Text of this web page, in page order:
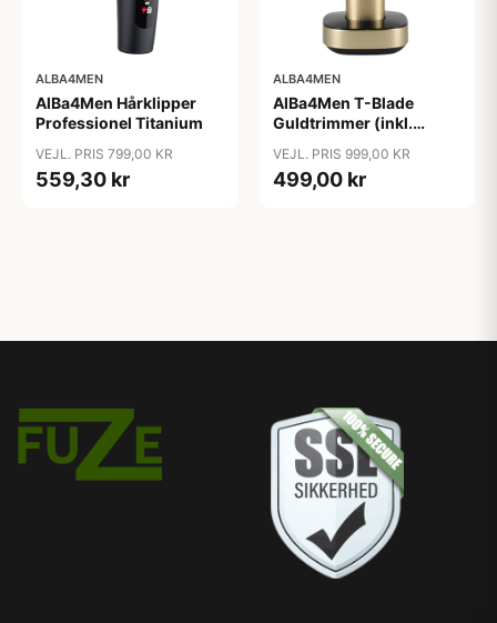
ALBA4MEN
AlBa4Men Hårklipper
Professionel Titanium
VEJL. PRIS 799,00 KR
559,30 kr
ALBA4MEN
AlBa4Men T-Blade
Guldtrimmer (inkl.
VEJL. PRIS 999,00 KR
499,00 kr